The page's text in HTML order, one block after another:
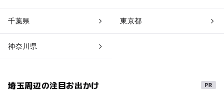
千葉県 東京都
神奈川県
埼玉周辺の注目お出かけ